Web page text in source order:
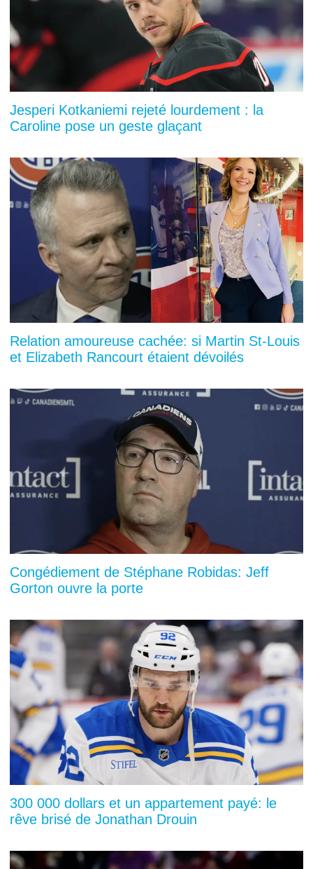
Jesperi Kotkaniemi rejeté lourdement : la
Caroline pose un geste glaçant
Relation amoureuse cachée: si Martin St-Louis
et Elizabeth Rancourt étaient dévoilés
Congédiement de Stéphane Robidas: Jeff
Gorton ouvre la porte
300 000 dollars et un appartement payé: le
rêve brisé de Jonathan Drouin